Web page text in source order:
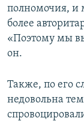
полномочия, и
более
«Поэтому мы
он.
Также, по его
недовольна